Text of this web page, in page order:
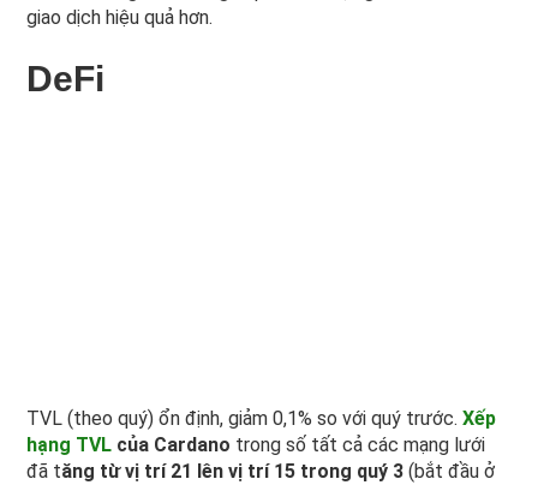
giao dịch hiệu quả hơn.
DeFi
TVL (theo quý) ổn định, giảm 0,1% so với quý trước. Xếp
hạng TVL của Cardano trong số tất cả các mạng lưới
đã tăng từ vị trí 21 lên vị trí 15 trong quý 3(bắt đầu ở